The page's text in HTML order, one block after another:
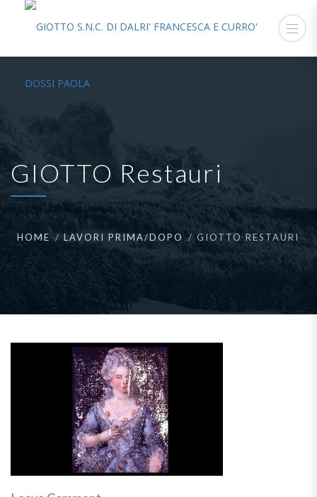
GIOTTO Restauri
HOME LAVORI PRIMA/DOPO GIOTTO RESTAURI